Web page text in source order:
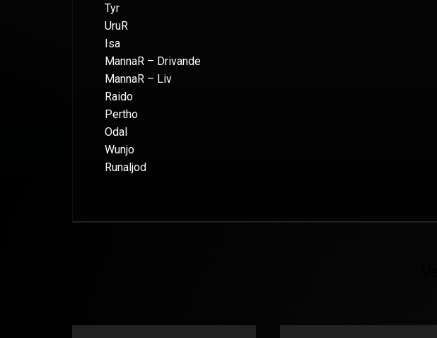
Tyr
UruR
Isa
MannaR – Drivande
MannaR – Liv
Raido
Pertho
Odal
Wunjo
Runaljod